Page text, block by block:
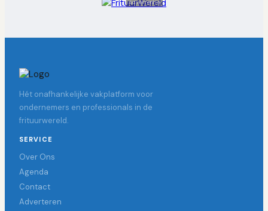
Advertentie
Hét onafhankelijke vakplatform voor
ondernemers en professionals in de
frituurwereld.
SERVICE
Over Ons
Agenda
Contact
Adverteren